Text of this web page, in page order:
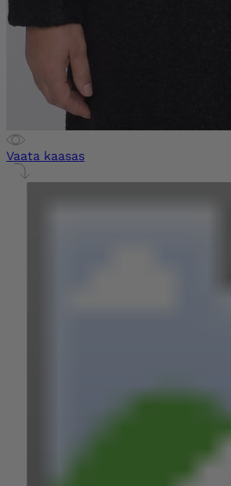
Vaata kaasas